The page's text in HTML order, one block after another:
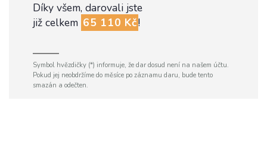
Díky všem, darovali jste
již celkem 65 110 Kč!
Symbol hvězdičky (*) informuje, že dar dosud není na našem účtu.
Pokud jej neobdržíme do měsíce po záznamu daru, bude tento
smazán a odečten.